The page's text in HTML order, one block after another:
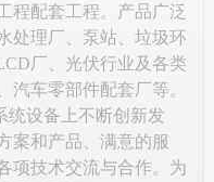
程配套工程。产品广泛
处理厂、泵站、垃圾环
厂、光伏行业及各类
汽车零部件配套厂等。
设备上不断创新发
案和产品、满意的服
项技术交流与合作。为